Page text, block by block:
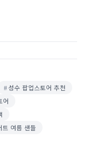
성수 팝업스토어 추천
어
트 여름 샌들